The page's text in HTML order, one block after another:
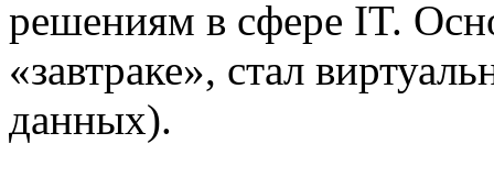
решениям в сфере IT.
«завтраке», стал
данных).